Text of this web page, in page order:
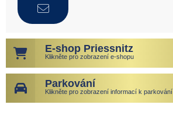
E-shop Priessnitz
Klikněte pro zobrazení e-shopu
Parkování
Klikněte pro zobrazení informací k parkování